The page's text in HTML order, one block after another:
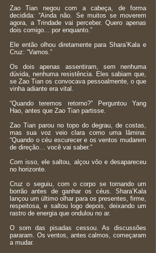
Zao Tian negou com a cabeça, de forma
decidida: “Ainda não. Se muitos se moverem
agora, a Trindade vai perceber. Quero apenas
dois comigo... por enquanto.”
Ele então olhou diretamente para Shara’Kala e
Cruz: “Vamos.”
Os dois apenas assentiram, sem nenhuma
dúvida, nenhuma resistência. Eles sabiam que,
se Zao Tian os convocava pessoalmente, o que
vinha adiante era vital.
“Quando teremos retorno?” Perguntou Yang
Hao, antes que Zao Tian partisse.
Zao Tian parou no topo do degrau, de costas,
mas sua voz veio clara como uma lâmina:
“Quando o céu escurecer e os ventos mudarem
de direção… você vai saber.”
Com isso, ele saltou, alçou vôo e desapareceu
no horizonte.
Cruz o seguiu, com o corpo se tornando um
borrão antes de ganhar os céus. Shara’Kala
lançou um último olhar para os presentes, firme,
respeitosa, e saltou logo depois, deixando um
rastro de energia que ondulou no ar.
O som das pisadas cessou. As discussões
pararam. Os ventos, antes calmos, começaram
a mudar.